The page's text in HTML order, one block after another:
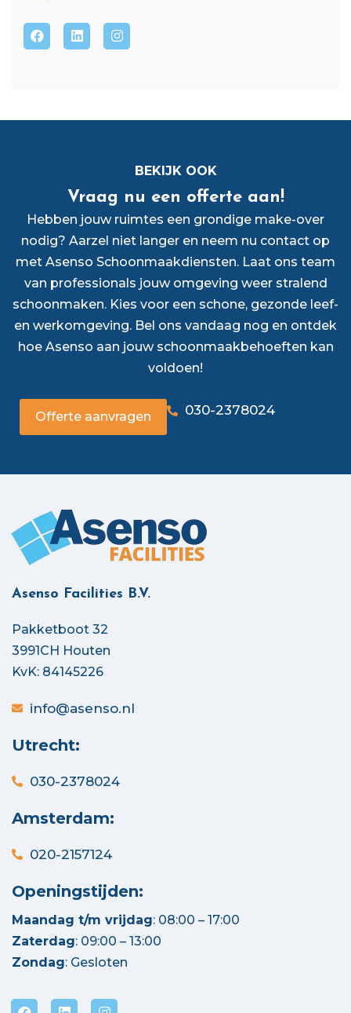
BEKIJK OOK
Vraag nu een offerte aan!
Hebben jouw ruimtes een grondige make-over
nodig? Aarzel niet langer en neem nu contact op
met Asenso Schoonmaakdiensten. Laat ons team
van professionals jouw omgeving weer stralend
schoonmaken. Kies voor een schone, gezonde leef-
en werkomgeving. Bel ons vandaag nog en ontdek
hoe Asenso aan jouw schoonmaakbehoeften kan
voldoen!
Offerte aanvragen 030-2378024
Asenso Facilities B.V.
Pakketboot 32
3991CH Houten
KvK: 84145226
info@asenso.nl
Utrecht:
030-2378024
Amsterdam:
020-2157124
Openingstijden:
Maandag t/m vrijdag: 08:00 – 17:00
Zaterdag: 09:00 – 13:00
Zondag: Gesloten